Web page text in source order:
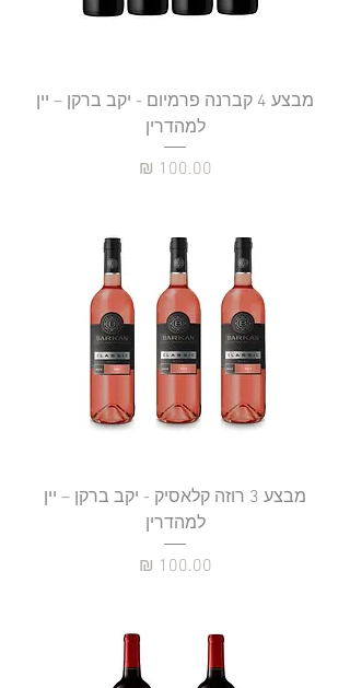
מבצע 4 קברנה פרמיום - יקב ברקן – יין
למהדרין
מחיר
מבצע 3 רוזה קלאסיק - יקב ברקן – יין
למהדרין
מחיר